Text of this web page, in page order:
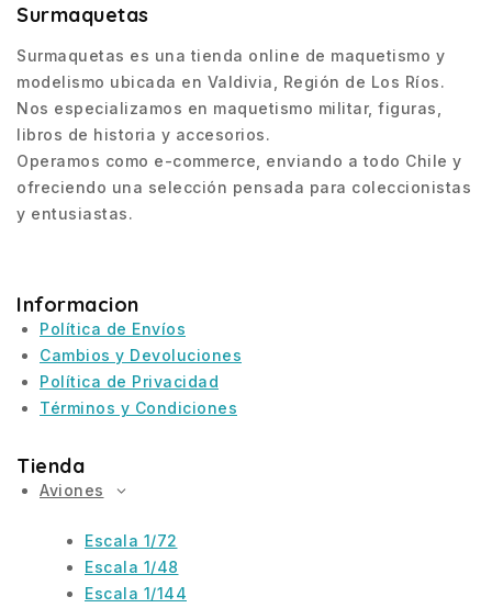
Surmaquetas
Surmaquetas es una tienda online de maquetismo y
modelismo ubicada en Valdivia, Región de Los Ríos.
Nos especializamos en maquetismo militar, figuras,
libros de historia y accesorios.
Operamos como e-commerce, enviando a todo Chile y
ofreciendo una selección pensada para coleccionistas
y entusiastas.
Informacion
Política de Envíos
Cambios y Devoluciones
Política de Privacidad
Términos y Condiciones
Tienda
Aviones
Escala 1/72
Escala 1/48
Escala 1/144